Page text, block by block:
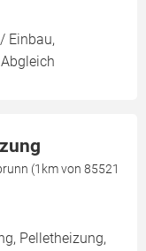
Einbau,
(1km von 85521
Pelletheizung,